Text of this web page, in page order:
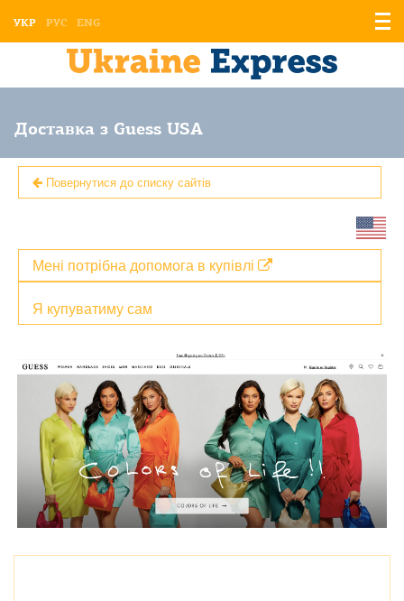
УКР РУС ENG
Доставка з Guess USA
Повернутися до списку сайтів
Я купуватиму сам
Мені потрібна допомога в купівлі